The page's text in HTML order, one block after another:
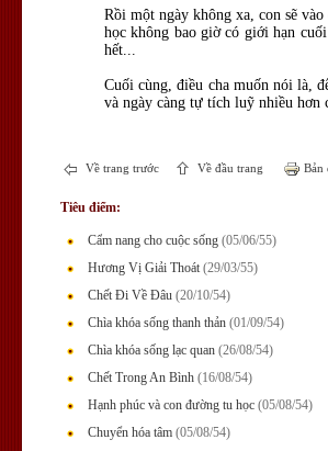
Rồi một ngày không xa, con sẽ
học không bao giờ có giới hạn
hết...
Cuối cùng, điều cha muốn nói là,
và ngày càng tự tích luỹ nhiều hơn
Về trang trước Về đầu trang Bản
Tiêu điểm:
Cẩm nang cho cuộc sống (05/06/55)
Hương Vị Giải Thoát (29/03/55)
Chết Đi Về Đâu (20/10/54)
Chìa khóa sống thanh thản (01/09/54)
Chìa khóa sống lạc quan (26/08/54)
Chết Trong An Bình (16/08/54)
Hạnh phúc và con đường tu học (05/08/54)
Chuyển hóa tâm (05/08/54)